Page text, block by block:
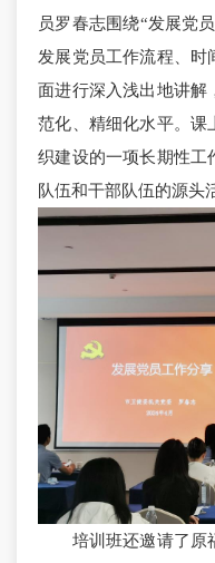
员罗春志围绕“发展党
发展党员工作流程、时
面进行深入浅出地讲解
范化、精细化水平。课
织建设的一项长期性工
队伍和干部队伍的源头
培训班还邀请了原